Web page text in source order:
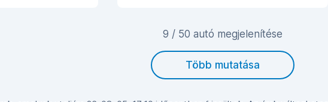
9 / 50 autó megjelenítése
Több mutatása